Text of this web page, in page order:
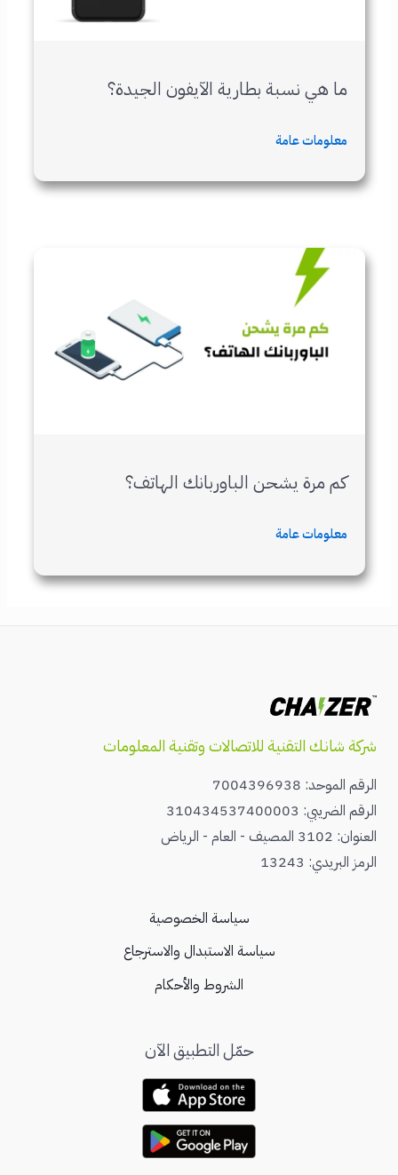
ما هي نسبة بطارية الآيفون الجيدة؟
معلومات عامة
كم مرة يشحن الباوربانك الهاتف؟
معلومات عامة
شركة شانك التقنية للاتصالات وتقنية المعلومات
الرقم الموحد: 7004396938
الرقم الضريبي: 310434537400003
العنوان: 3102 المصيف - العام - الرياض
الرمز البريدي: 13243
سياسة الخصوصية
سياسة الاستبدال والاسترجاع
الشروط والأحكام
حمّل التطبيق الآن